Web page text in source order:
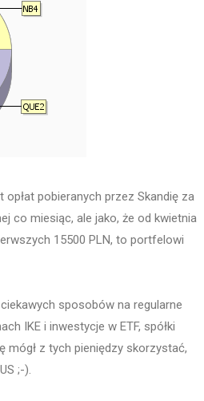
pobieranych przez Skandię za
co miesiąc, ale jako, że od kwietnia
15500 PLN, to portfelowi
sposobów na regularne
IKE i inwestycje w ETF, spółki
mógł z tych pieniędzy skorzystać,
;-).